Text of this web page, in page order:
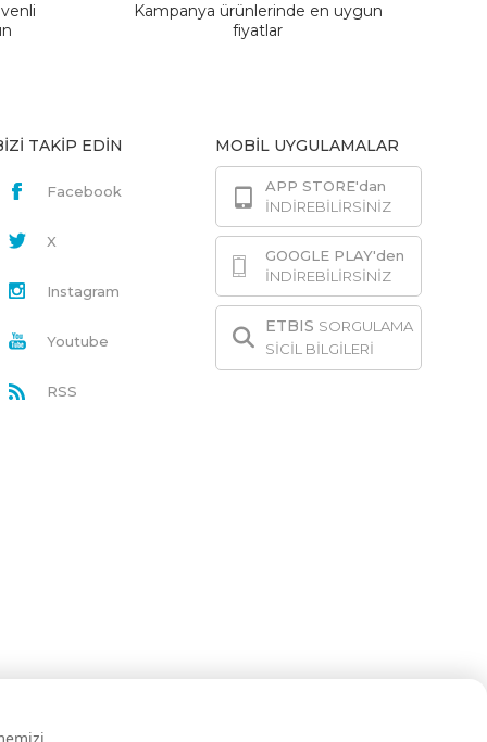
Kampanya ürünlerinde en uygun
fiyatlar
TAKİP EDİN
Facebook
X
Instagram
Youtube
RSS
MOBİL UYGULAMALAR
APP STORE'dan
İNDİREBİLİRSİNİZ
GOOGLE PLAY'den
İNDİREBİLİRSİNİZ
ETBIS SORGULAMA
SİCİL BİLGİLERİ